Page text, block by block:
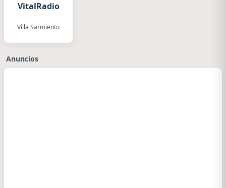
VitalRadio
Villa Sarmiento
Anuncios